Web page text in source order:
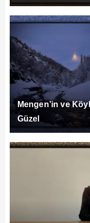
Mengen’in ve
Güzel